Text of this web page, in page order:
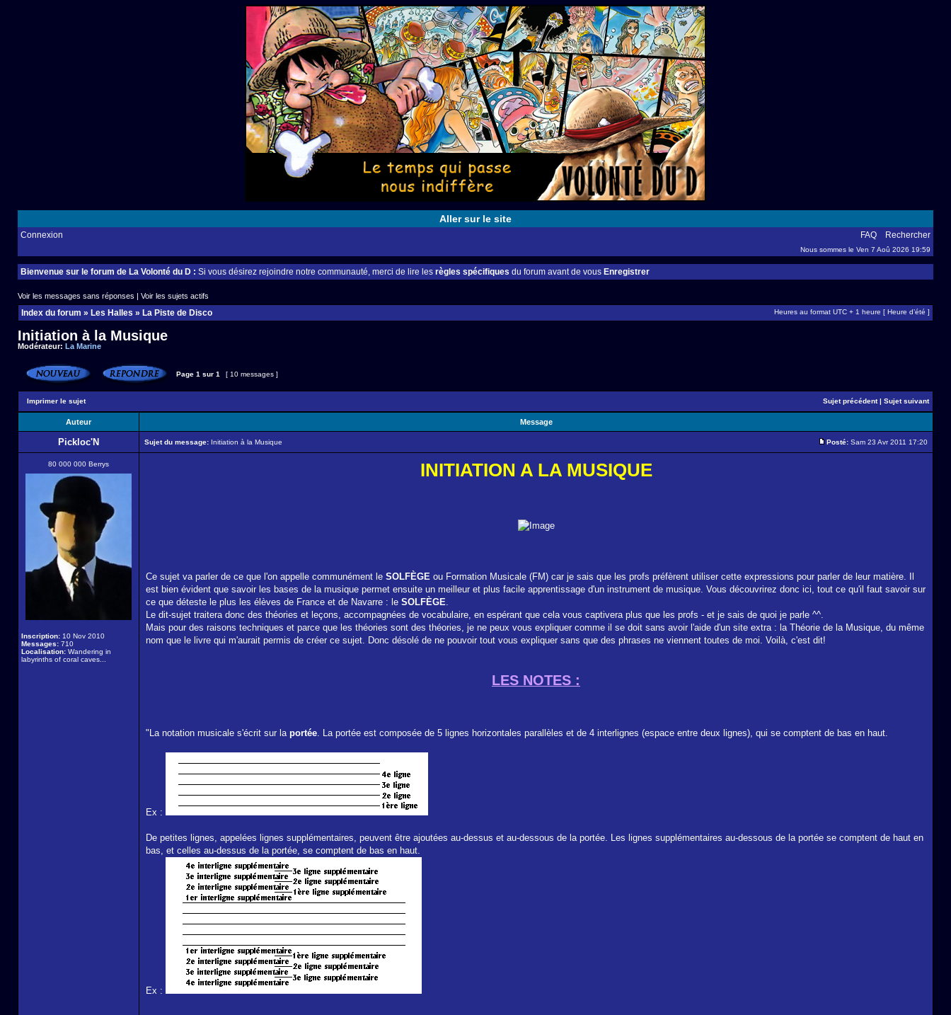
Aller sur le site
Connexion FAQ Rechercher
Nous sommes le Ven 7 Aoû 2026 19:59
Bienvenue sur le forum de La Volonté du D : Si vous désirez rejoindre notre communauté, merci de lire les règles spécifiques du forum avant de vous Enregistrer
Voir les messages sans réponses | Voir les sujets actifs
Index du forum » Les Halles » La Piste de Disco Heures au format UTC + 1 heure [ Heure d’été ]
Initiation à la Musique
Modérateur: La Marine
Page 1 sur 1 [ 10 messages ]
Imprimer le sujet Sujet précédent| Sujet suivant
Auteur Message
Pickloc'N Sujet du message: Initiation à la Musique Posté: Sam 23 Avr 2011 17:20
80 000 000 Berrys
Inscription: 10 Nov 2010
Messages: 710
Localisation: Wandering in
labyrinths of coral caves...
INITIATION A LA MUSIQUE
Ce sujet va parler de ce que l'on appelle communément le SOLFÈGE ou Formation Musicale (FM) car je sais que les profs préfèrent utiliser cette expressions pour parler de leur matière. Il
est bien évident que savoir les bases de la musique permet ensuite un meilleur et plus facile apprentissage d'un instrument de musique. Vous découvrirez donc ici, tout ce qu'il faut savoir sur
ce que déteste le plus les élèves de France et de Navarre : le SOLFÈGE.
Le dit-sujet traitera donc des théories et leçons, accompagnées de vocabulaire, en espérant que cela vous captivera plus que les profs - et je sais de quoi je parle ^^.
Mais pour des raisons techniques et parce que les théories sont des théories, je ne peux vous expliquer comme il se doit sans avoir l'aide d'un site extra : la Théorie de la Musique, du même
nom que le livre qui m'aurait permis de créer ce sujet. Donc désolé de ne pouvoir tout vous expliquer sans que des phrases ne viennent toutes de moi. Voilà, c'est dit!
LES NOTES :
"La notation musicale s'écrit sur la portée. La portée est composée de 5 lignes horizontales parallèles et de 4 interlignes (espace entre deux lignes), qui se comptent de bas en haut.
Ex :
De petites lignes, appelées lignes supplémentaires, peuvent être ajoutées au-dessus et au-dessous de la portée. Les lignes supplémentaires au-dessous de la portée se comptent de haut en
bas, et celles au-dessus de la portée, se comptent de bas en haut.
Ex :